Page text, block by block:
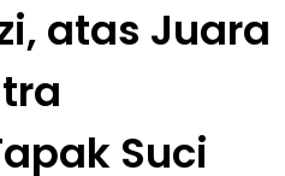
atas Juara
Suci